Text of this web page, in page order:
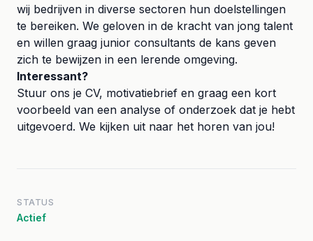
wij bedrijven in diverse sectoren hun doelstellingen
te bereiken. We geloven in de kracht van jong talent
en willen graag junior consultants de kans geven
zich te bewijzen in een lerende omgeving.
Interessant?
Stuur ons je CV, motivatiebrief en graag een kort
voorbeeld van een analyse of onderzoek dat je hebt
uitgevoerd. We kijken uit naar het horen van jou!
STATUS
Actief